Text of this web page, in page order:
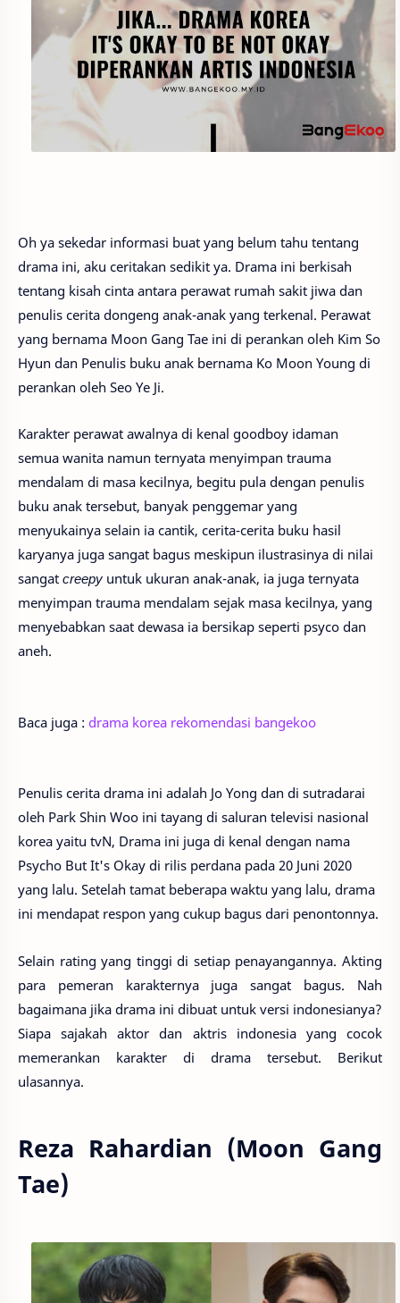
Oh ya sekedar informasi buat yang belum tahu tentang
drama ini, aku ceritakan sedikit ya. Drama ini berkisah
tentang kisah cinta antara perawat rumah sakit jiwa dan
penulis cerita dongeng anak-anak yang terkenal. Perawat
yang bernama Moon Gang Tae ini di perankan oleh Kim So
Hyun dan Penulis buku anak bernama Ko Moon Young di
perankan oleh Seo Ye Ji.
Karakter perawat awalnya di kenal goodboy idaman
semua wanita namun ternyata menyimpan trauma
mendalam di masa kecilnya, begitu pula dengan penulis
buku anak tersebut, banyak penggemar yang
menyukainya selain ia cantik, cerita-cerita buku hasil
karyanya juga sangat bagus meskipun ilustrasinya di nilai
sangat creepy untuk ukuran anak-anak, ia juga ternyata
menyimpan trauma mendalam sejak masa kecilnya, yang
menyebabkan saat dewasa ia bersikap seperti psyco dan
aneh.
Baca juga : drama korea rekomendasi bangekoo
Penulis cerita drama ini adalah Jo Yong dan di sutradarai
oleh Park Shin Woo ini tayang di saluran televisi nasional
korea yaitu tvN, Drama ini juga di kenal dengan nama
Psycho But It's Okay di rilis perdana pada 20 Juni 2020
yang lalu. Setelah tamat beberapa waktu yang lalu, drama
ini mendapat respon yang cukup bagus dari penontonnya.
Selain rating yang tinggi di setiap penayangannya. Akting
para pemeran karakternya juga sangat bagus. Nah
bagaimana jika drama ini dibuat untuk versi indonesianya?
Siapa sajakah aktor dan aktris indonesia yang cocok
memerankan karakter di drama tersebut. Berikut
ulasannya.
Reza Rahardian (Moon Gang
Tae)